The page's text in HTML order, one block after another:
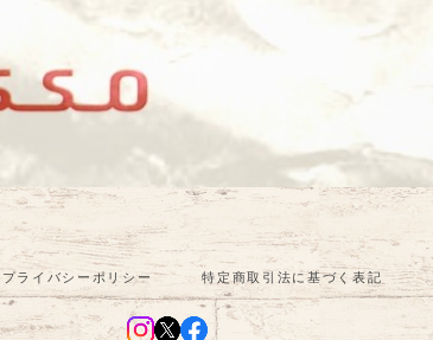
プライバシーポリシー 特定商取引法に基づく表記